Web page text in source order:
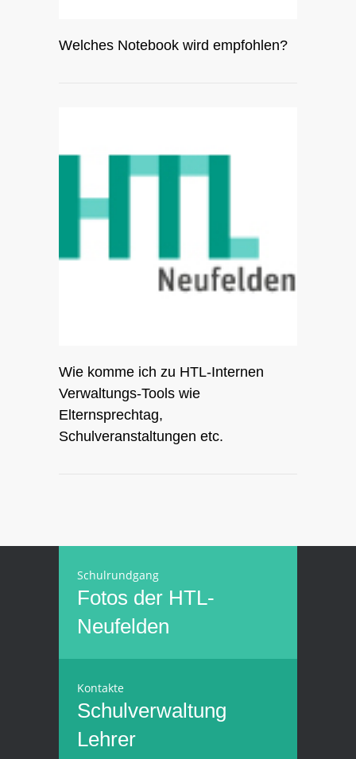
Welches Notebook wird empfohlen?
Wie komme ich zu HTL-Internen
Verwaltungs-Tools wie
Elternsprechtag,
Schulveranstaltungen etc.
Schulrundgang
Fotos der HTL-
Neufelden
Kontakte
Schulverwaltung
Lehrer